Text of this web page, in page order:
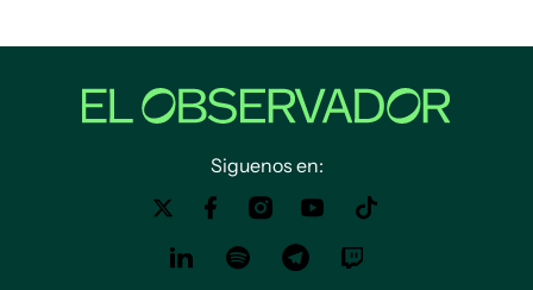
Siguenos en: